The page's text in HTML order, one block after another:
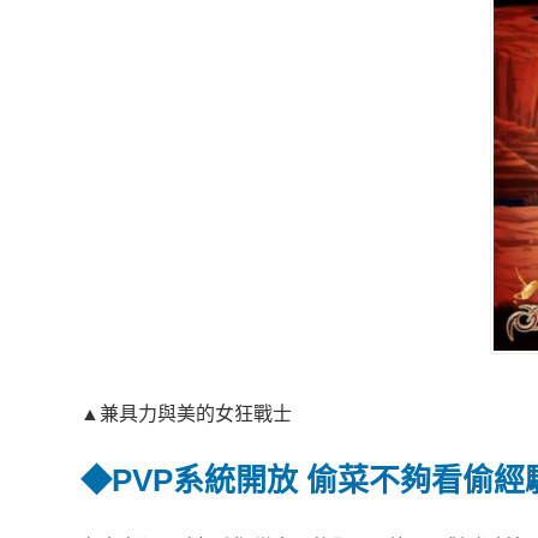
▲兼具力與美的女狂戰士
◆PVP系統開放 偷菜不夠看偷經